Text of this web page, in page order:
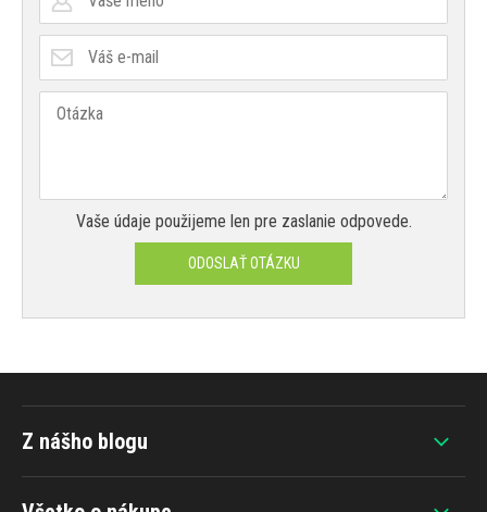
Vaše údaje použijeme len pre zaslanie odpovede.
ODOSLAŤ OTÁZKU
Z nášho blogu